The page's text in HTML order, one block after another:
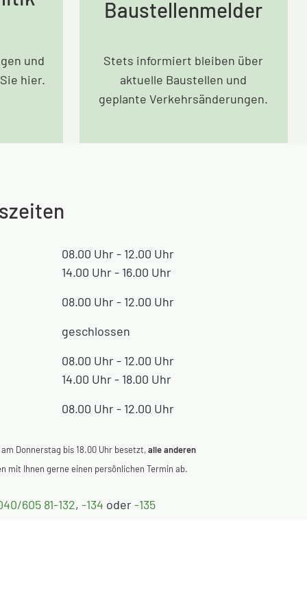
und
hier.
Baustellenmelder
Stets informiert bleiben über
aktuelle Baustellen und
geplante Verkehrsänderungen.
08.00 Uhr - 12.00 Uhr
14.00 Uhr - 16.00 Uhr
08.00 Uhr - 12.00 Uhr
geschlossen
08.00 Uhr - 12.00 Uhr
14.00 Uhr - 18.00 Uhr
08.00 Uhr - 12.00 Uhr
Donnerstag bis 18.00 Uhr besetzt,alle anderen
mit Ihnen gerne einen persönlichen Termin ab.
605 81-132,-134 oder-135